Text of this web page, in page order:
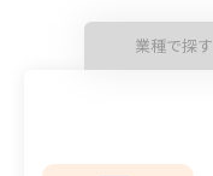
業種で探す